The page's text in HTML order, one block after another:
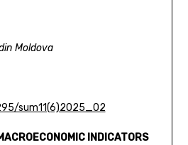
Moldova
sum11(6)2025_02
INDICATORS